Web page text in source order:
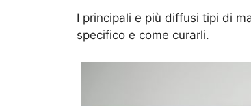
I principali e più diffusi tipi di
specifico e come curarli.